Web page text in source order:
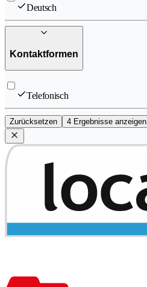
Deutsch
Kontaktformen
Telefonisch
Zurücksetzen 4 Ergebnisse anzeigen